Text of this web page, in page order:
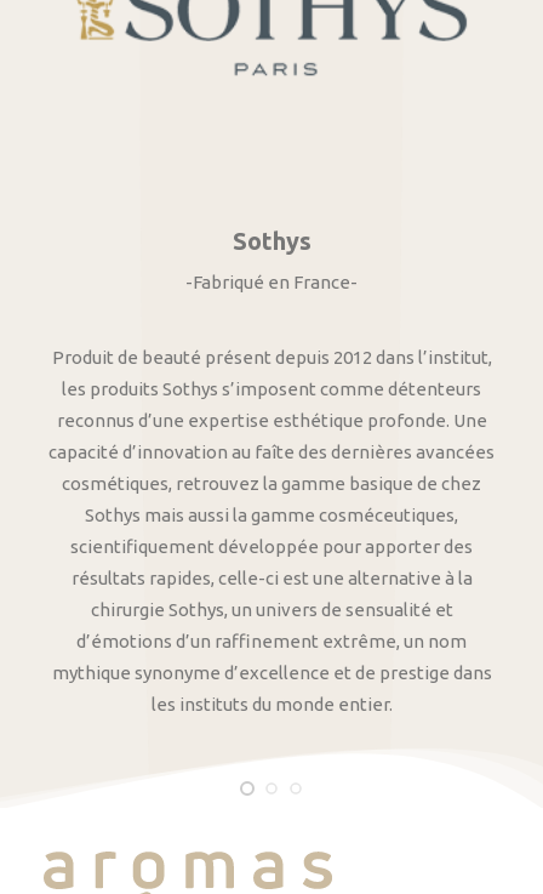
Sothys
-Fabriqué en France-
Produit de beauté présent depuis 2012 dans l’institut,
les produits Sothys s’imposent comme détenteurs
reconnus d’une expertise esthétique profonde. Une
capacité d’innovation au faîte des dernières avancées
cosmétiques, retrouvez la gamme basique de chez
Sothys mais aussi la gamme cosméceutiques,
scientifiquement développée pour apporter des
résultats rapides, celle-ci est une alternative à la
chirurgie Sothys, un univers de sensualité et
d’émotions d’un raffinement extrême, un nom
mythique synonyme d’excellence et de prestige dans
les instituts du monde entier.